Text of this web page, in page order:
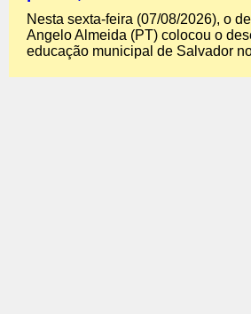
Nesta sexta-feira (07/08/2026), o
Angelo Almeida (PT) colocou o
educação municipal de Salvador